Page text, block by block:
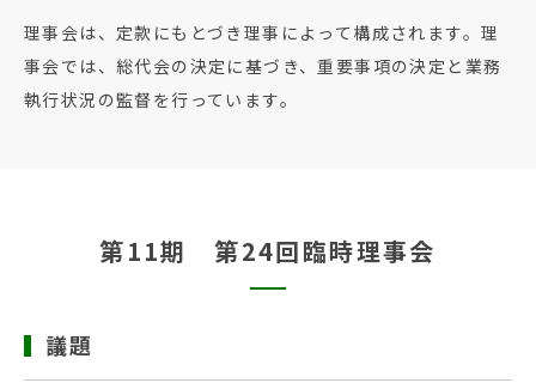
理事会は、定款にもとづき理事によって構成されます。理
事会では、総代会の決定に基づき、重要事項の決定と業務
執行状況の監督を行っています。
第11期 第24回臨時理事会
議題